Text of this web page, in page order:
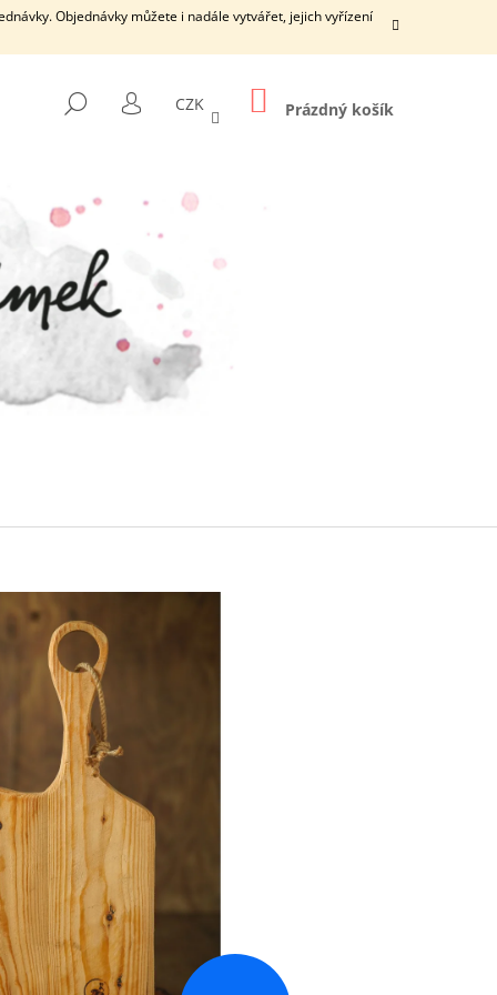
Objednávky můžete i nadále vytvářet, jejich vyřízení
HLEDAT
PŘIHLÁŠENÍ
CZK NÁKUPNÍ
KOŠÍK
Prázdný košík
DÍRKY S ČISTICÍ